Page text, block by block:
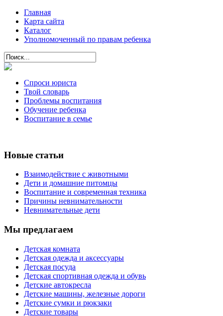
Главная
Карта сайта
Каталог
Уполномоченный по правам ребенка
Спроси юриста
Твой словарь
Проблемы воспитания
Обучение ребенка
Воспитание в семье
Новые статьи
Взаимодействие с животными
Дети и домашние питомцы
Воспитание и современная техника
Причины невнимательности
Невнимательные дети
Мы предлагаем
Детская комната
Детская одежда и аксессуары
Детская посуда
Детская спортивная одежда и обувь
Детские автокресла
Детские машины, железные дороги
Детские сумки и рюкзаки
Детские товары